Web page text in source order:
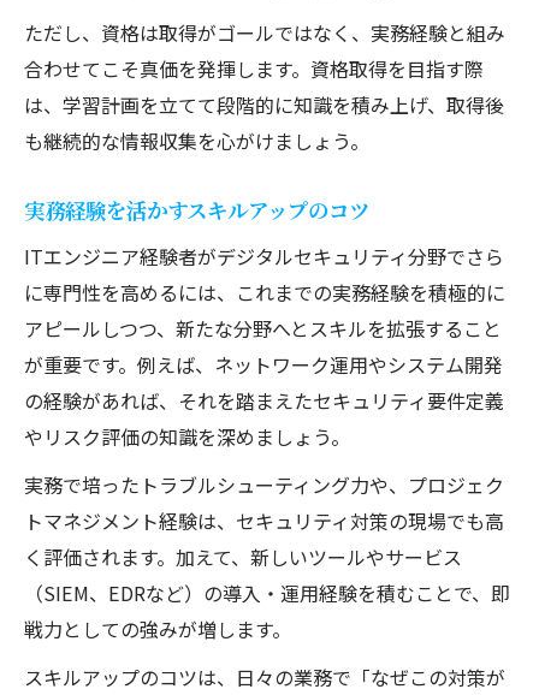
ただし、資格は取得がゴールではなく、実務経験と組み
合わせてこそ真価を発揮します。資格取得を目指す際
は、学習計画を立てて段階的に知識を積み上げ、取得後
も継続的な情報収集を心がけましょう。
実務経験を活かすスキルアップのコツ
ITエンジニア経験者がデジタルセキュリティ分野でさら
に専門性を高めるには、これまでの実務経験を積極的に
アピールしつつ、新たな分野へとスキルを拡張すること
が重要です。例えば、ネットワーク運用やシステム開発
の経験があれば、それを踏まえたセキュリティ要件定義
やリスク評価の知識を深めましょう。
実務で培ったトラブルシューティング力や、プロジェク
トマネジメント経験は、セキュリティ対策の現場でも高
く評価されます。加えて、新しいツールやサービス
（SIEM、EDRなど）の導入・運用経験を積むことで、即
戦力としての強みが増します。
スキルアップのコツは、日々の業務で「なぜこの対策が